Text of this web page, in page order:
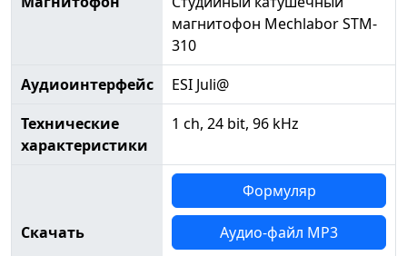
магнитофон Mechlabor STM-
310
Аудиоинтерфейс
ESI Juli@
Технические
характеристики
1 ch, 24 bit, 96 kHz
Скачать
Формуляр
Аудио-файл MP3